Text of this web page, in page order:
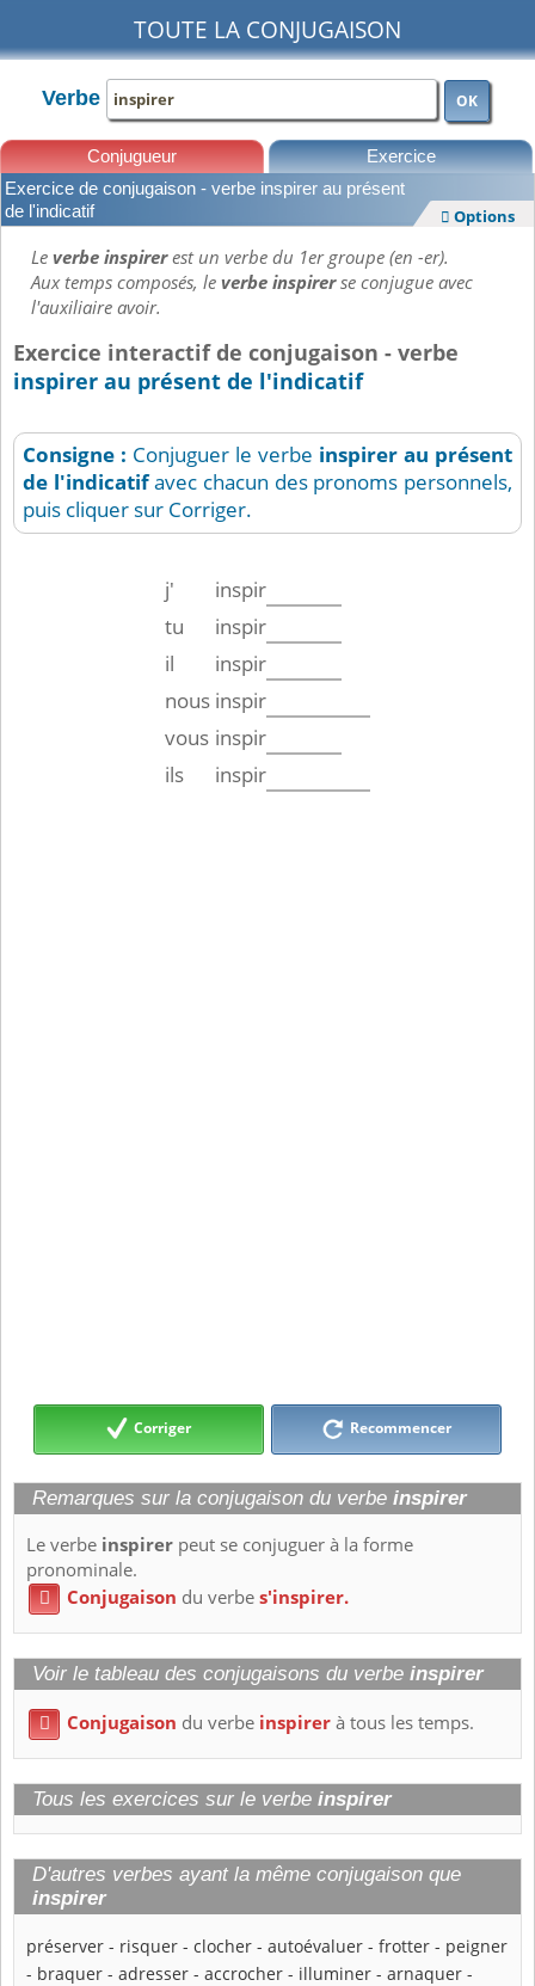
TOUTE LA CONJUGAISON
Verbe OK
Conjugueur Exercice
Leçons
Exercice de conjugaison - verbe inspirer au présent
de l'indicatif
 Options
Leverbe inspirerest un verbe du 1er groupe (en -er).
Aux temps composés, leverbe inspirerse conjugue avec
l'auxiliaire avoir.
Exercice interactif de conjugaison - verbe
inspirer au présent de l'indicatif
Consigne : Conjuguer le verbe inspirer au présent
de l'indicatifavec chacun des pronoms personnels,
puis cliquer sur Corriger.
j'
inspir
tu
inspir
il
inspir
nous inspir
vous inspir
ils
inspir
Corriger Recommencer
Remarques sur la conjugaison du verbe inspirer
Le verbe inspirer peut se conjuguer à la forme
pronominale.
 Conjugaison du verbes'inspirer.
Voir le tableau des conjugaisons du verbe inspirer
 Conjugaison du verbe inspirerà tous les temps.
Tous les exercices sur le verbe inspirer
D'autres verbes ayant la même conjugaison que
inspirer
préserver - risquer - clocher - autoévaluer - frotter - peigner
- braquer - adresser - accrocher - illuminer - arnaquer -